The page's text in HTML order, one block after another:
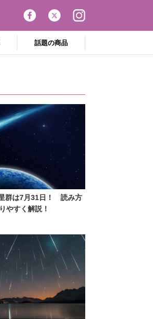
話題の商品
群は7月31日！ 読み方
やすく解説！